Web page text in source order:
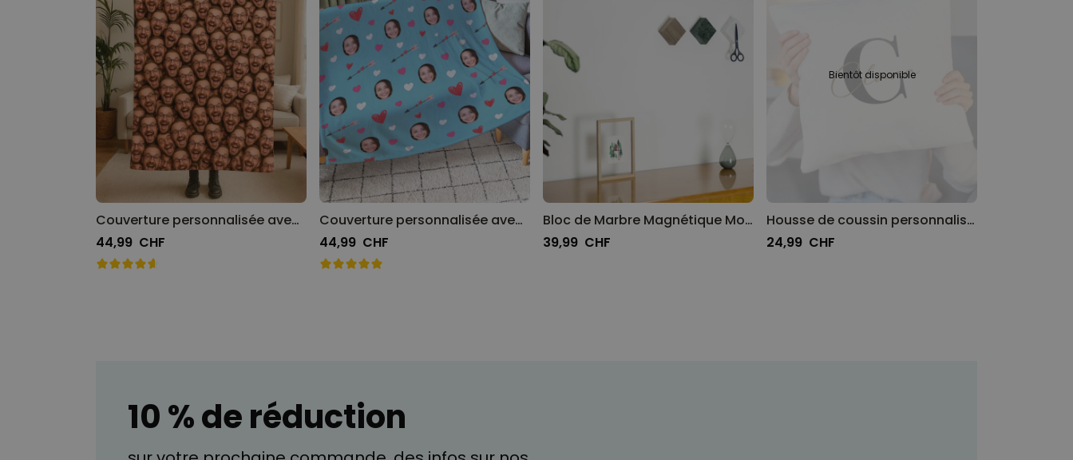
Couverture personnalisée avec visage
44,99 CHF
Couverture personnalisée avec visage - Différents motifs
44,99 CHF
Bloc de Marbre Magnétique Monolyth
39,99 CHF
Bientôt disponible
Housse de coussin personnalisée avec monogramme
24,99 CHF
10 % de réduction